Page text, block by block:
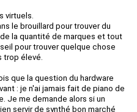
virtuels.
le brouillard pour trouver du
la quantité de marques et tout
pour trouver quelque chose
trop élevé.
que la question du hardware
: je n'ai jamais fait de piano de
Je me demande alors si un
servir de synthé bon marché